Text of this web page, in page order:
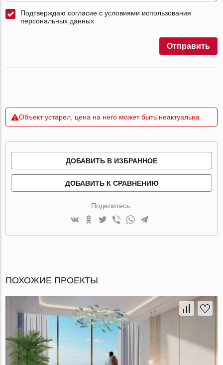
Подтверждаю согласие с условиями использования
персональных данных
Отправить
Объект устарел, цена на него может быть неактуальна
ДОБАВИТЬ В ИЗБРАННОЕ
ДОБАВИТЬ К СРАВНЕНИЮ
Поделитесь:
ПОХОЖИЕ ПРОЕКТЫ